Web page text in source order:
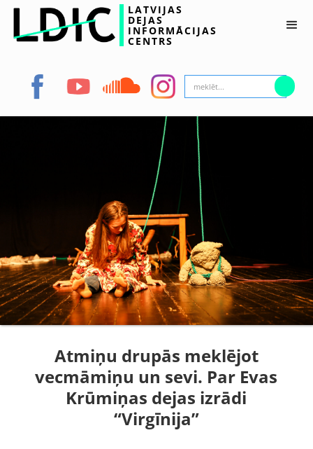
LATVIJAS
DEJAS
INFORMĀCIJAS
CENTRS
Atmiņu drupās meklējot
vecmāmiņu un sevi. Par Evas
Krūmiņas dejas izrādi
“Virgīnija”